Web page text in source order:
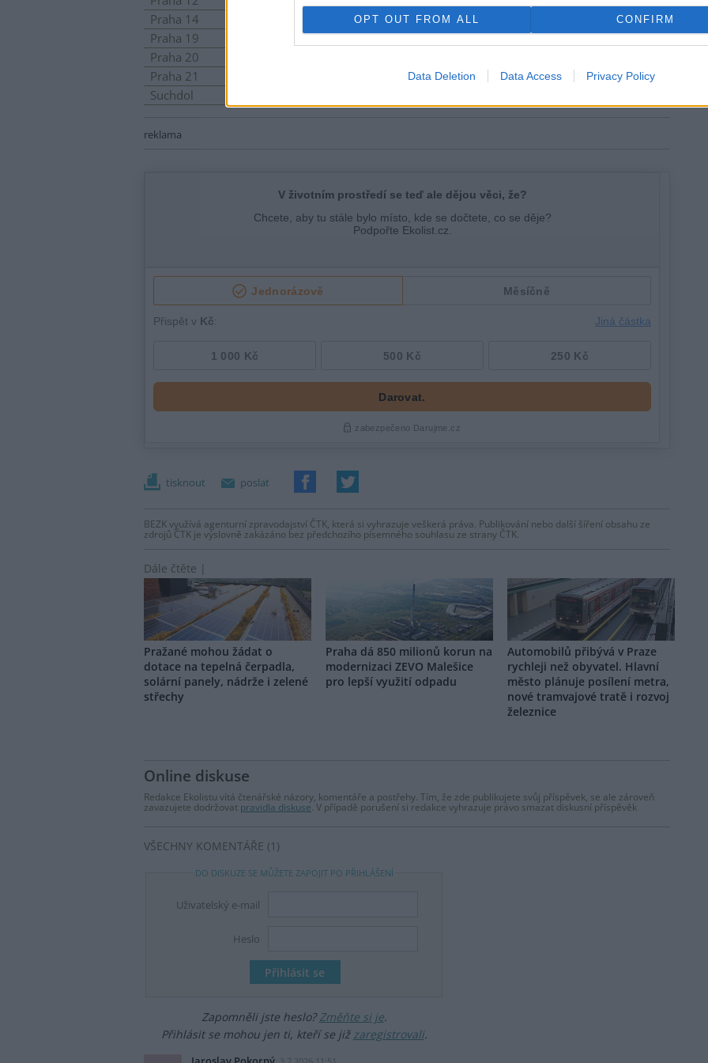
OPT OUT FROM ALL CONFIRM
Data Deletion Data Access Privacy Policy
Praha 14
Teplárenská 5
Praha 19
Jilemnická
Praha 20
Praha 21
Suchdol
reklama
tisknout poslat
BEZK využívá agenturní zpravodajství ČTK, která si vyhrazuje veškerá práva. Publikování nebo další šíření obsahu ze
zdrojů ČTK je výslovně zakázáno bez předchozího písemného souhlasu ze strany ČTK.
Dále čtěte |
Pražané mohou žádat o
dotace na tepelná čerpadla,
solární panely, nádrže i zelené
střechy
Praha dá 850 milionů korun na
modernizaci ZEVO Malešice
pro lepší využití odpadu
Automobilů přibývá v Praze
rychleji než obyvatel. Hlavní
město plánuje posílení metra,
nové tramvajové tratě i rozvoj
železnice
Online diskuse
Redakce Ekolistu vítá čtenářské názory, komentáře a postřehy. Tím, že zde publikujete svůj příspěvek, se ale zároveň
zavazujete dodržovat pravidla diskuse. V případě porušení si redakce vyhrazuje právo smazat diskusní příspěvěk
VŠECHNY KOMENTÁŘE (1)
DO DISKUZE SE MŮŽETE ZAPOJIT PO PŘIHLÁŠENÍ
Uživatelský e-mail
Heslo
Zapomněli jste heslo?Změňte si je.
Přihlásit se mohou jen ti, kteří se již zaregistrovali.